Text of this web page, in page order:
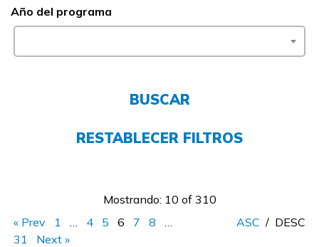
FAQs
Año del programa
BUSCAR
RESTABLECER FILTROS
Mostrando: 10 of 310
« Prev
1 … 4 5 6 7 8
…
31
Next »
ASC / DESC